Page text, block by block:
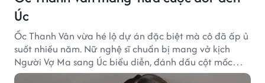
Úc
Ốc Thanh Vân vừa hé lộ dự án đặc biệt mà cô đã ấp ủ
suốt nhiều năm. Nữ nghệ sĩ chuẩn bị mang vở kịch
Người Vợ Ma sang Úc biểu diễn, đánh dấu cột mốc
đáng nhớ trong hành trình làm nghề.